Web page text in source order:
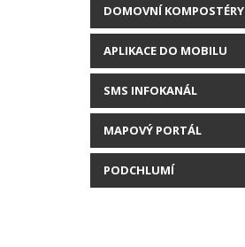
DOMOVNÍ KOMPOSTÉRY
APLIKACE DO MOBILU
SMS INFOKANÁL
MAPOVÝ PORTÁL
PODCHLUMÍ